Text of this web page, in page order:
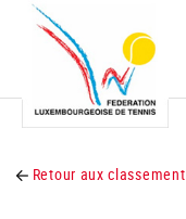
Retour aux classement